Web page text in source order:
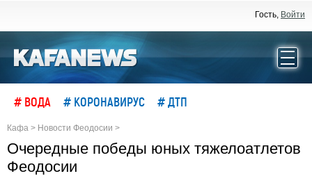
Гость, Войти
# ВОДА # КОРОНАВИРУС # ДТП
Кафа > Новости Феодосии >
Очередные победы юных тяжелоатлетов
Феодосии